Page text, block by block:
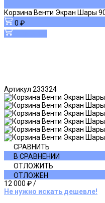
Корзина Венти Экран Шары
0 ₽
Артикул 233324
СРАВНИТЬ
В СРАВНЕНИИ
ОТЛОЖИТЬ
ОТЛОЖЕН
12 000 ₽/
Не нужно искать дешевле!